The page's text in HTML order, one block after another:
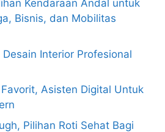
Kendaraan Andal untuk
Bisnis, dan Mobilitas
Interior Profesional
Asisten Digital Untuk
Pilihan Roti Sehat Bagi